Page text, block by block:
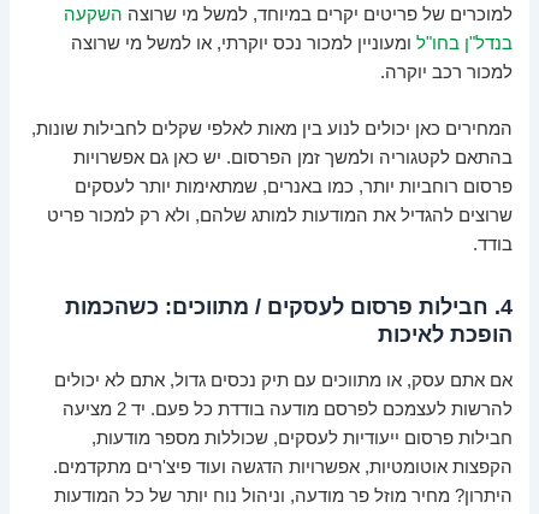
למוכרים של פריטים יקרים במיוחד, למשל מי שרוצה השקעה
בנדל"ן בחו"ל ומעוניין למכור נכס יוקרתי, או למשל מי שרוצה
למכור רכב יוקרה.
המחירים כאן יכולים לנוע בין מאות לאלפי שקלים לחבילות שונות,
בהתאם לקטגוריה ולמשך זמן הפרסום. יש כאן גם אפשרויות
פרסום רוחביות יותר, כמו באנרים, שמתאימות יותר לעסקים
שרוצים להגדיל את המודעות למותג שלהם, ולא רק למכור פריט
בודד.
4. חבילות פרסום לעסקים / מתווכים: כשהכמות
הופכת לאיכות
אם אתם עסק, או מתווכים עם תיק נכסים גדול, אתם לא יכולים
להרשות לעצמכם לפרסם מודעה בודדת כל פעם. יד 2 מציעה
חבילות פרסום ייעודיות לעסקים, שכוללות מספר מודעות,
הקפצות אוטומטיות, אפשרויות הדגשה ועוד פיצ'רים מתקדמים.
היתרון? מחיר מוזל פר מודעה, וניהול נוח יותר של כל המודעות